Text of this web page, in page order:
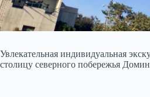
Увлекательная индивидуальная
столицу северного побережья